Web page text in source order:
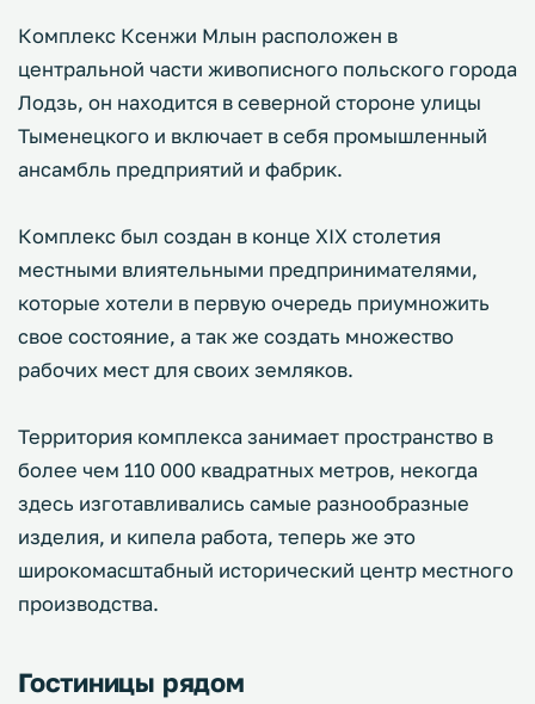
Комплекс Ксенжи Млын расположен в
центральной части живописного польского города
Лодзь, он находится в северной стороне улицы
Тыменецкого и включает в себя промышленный
ансамбль предприятий и фабрик.
Комплекс был создан в конце XIX столетия
местными влиятельными предпринимателями,
которые хотели в первую очередь приумножить
свое состояние, а так же создать множество
рабочих мест для своих земляков.
Территория комплекса занимает пространство в
более чем 110 000 квадратных метров, некогда
здесь изготавливались самые разнообразные
изделия, и кипела работа, теперь же это
широкомасштабный исторический центр местного
производства.
Гостиницы рядом